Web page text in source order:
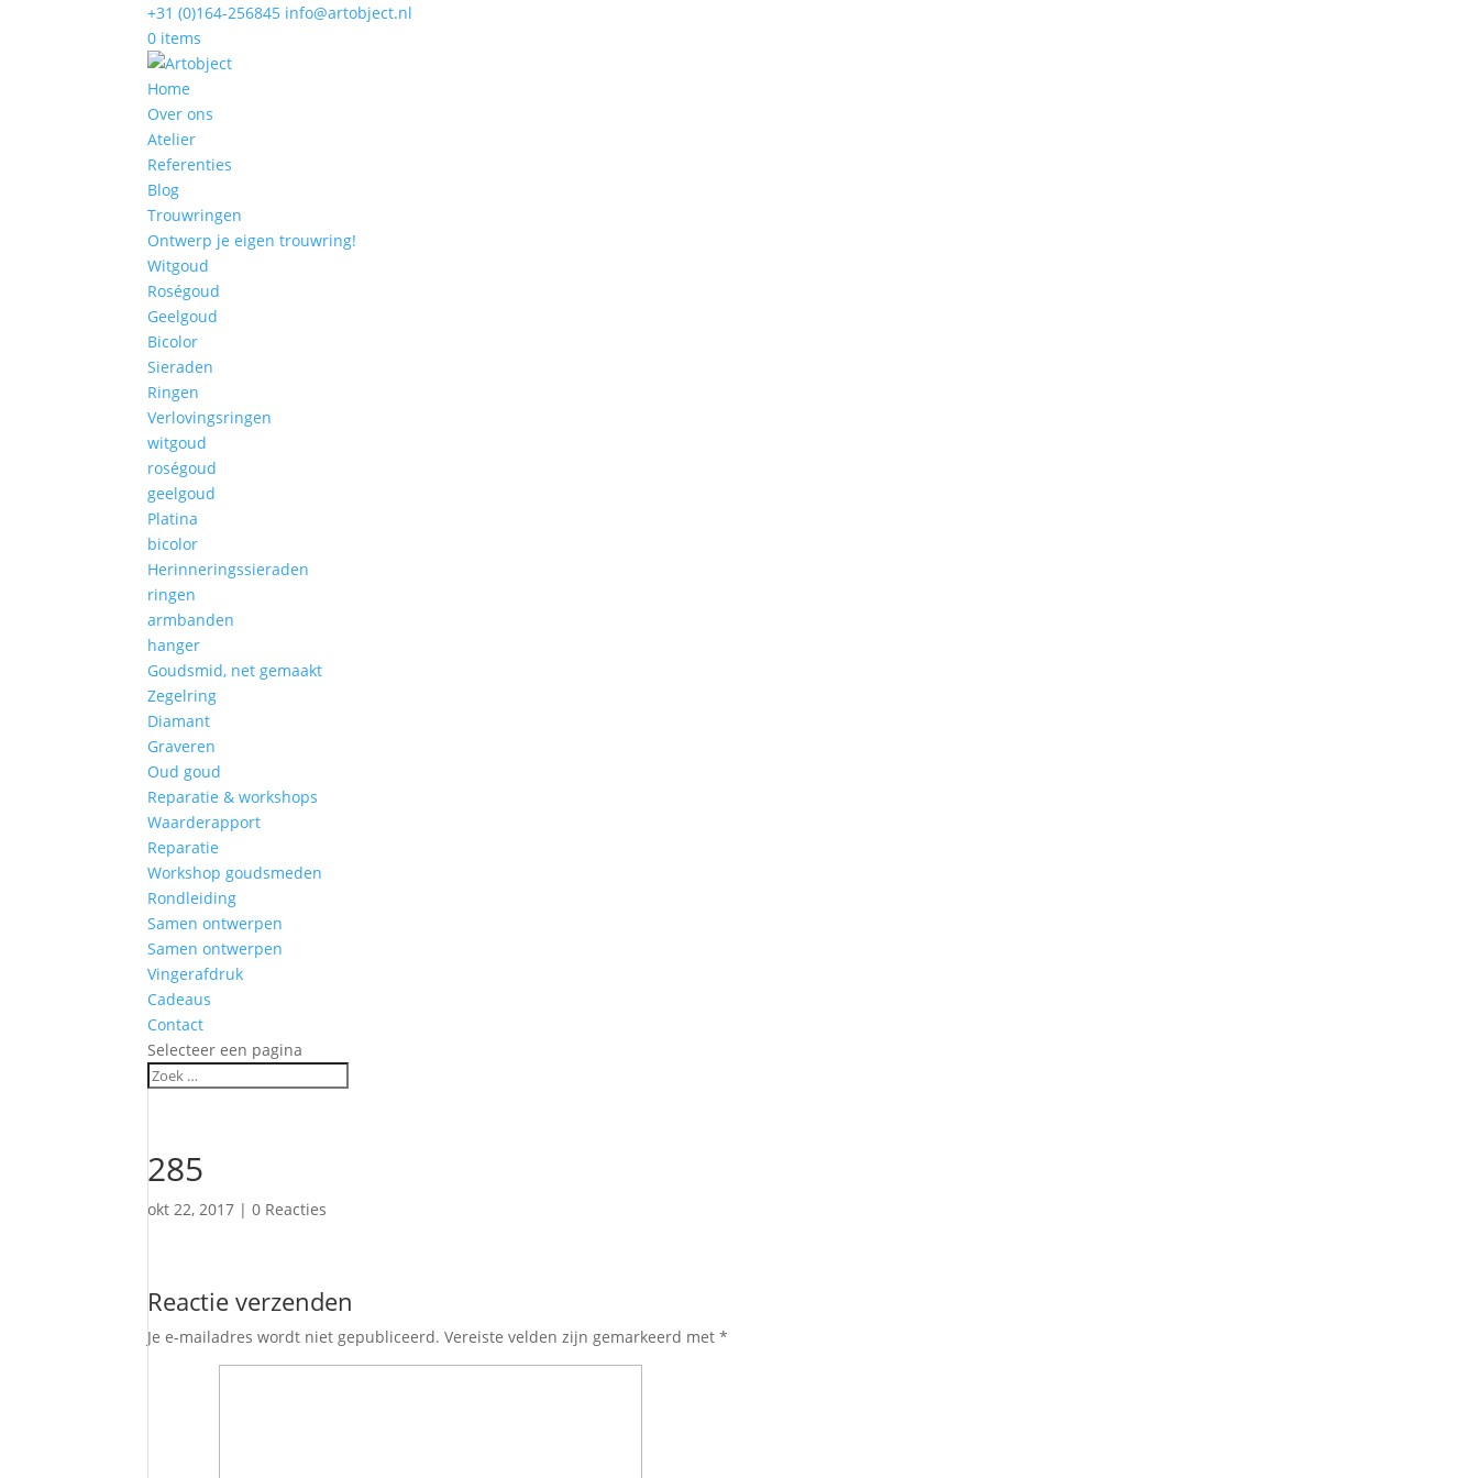
+31 (0)164-256845 info@artobject.nl
0 items
Home
Over ons
Atelier
Referenties
Blog
Trouwringen
Ontwerp je eigen trouwring!
Witgoud
Roségoud
Geelgoud
Bicolor
Sieraden
Ringen
Verlovingsringen
witgoud
roségoud
geelgoud
Platina
bicolor
Herinneringssieraden
ringen
armbanden
hanger
Goudsmid, net gemaakt
Zegelring
Diamant
Graveren
Oud goud
Reparatie & workshops
Waarderapport
Reparatie
Workshop goudsmeden
Rondleiding
Samen ontwerpen
Samen ontwerpen
Vingerafdruk
Cadeaus
Contact
Selecteer een pagina
285
okt 22, 2017 |0 Reacties
Reactie verzenden
Je e-mailadres wordt niet gepubliceerd. Vereiste velden zijn gemarkeerd met*